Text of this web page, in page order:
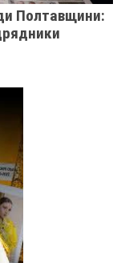
Полтавщини: